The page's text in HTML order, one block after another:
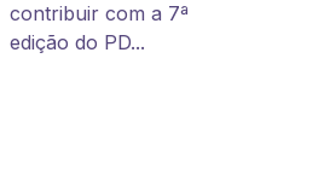
contribuir com a 7ª
edição do PD...